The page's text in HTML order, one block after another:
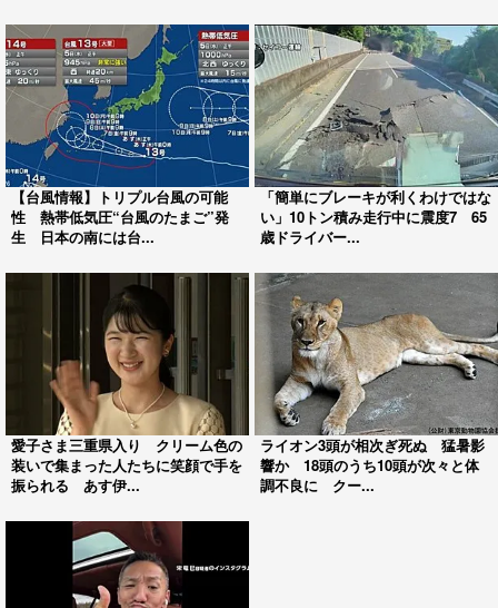
【台風情報】トリプル台風の可能
性 熱帯低気圧“台風のたまご”発
生 日本の南には台...
「簡単にブレーキが利くわけではな
い」10トン積み走行中に震度7 65
歳ドライバー...
愛子さま三重県入り クリーム色の
装いで集まった人たちに笑顔で手を
振られる あす伊...
ライオン3頭が相次ぎ死ぬ 猛暑影
響か 18頭のうち10頭が次々と体
調不良に クー...